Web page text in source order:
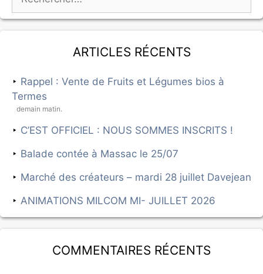
Articles récents
Rappel : Vente de Fruits et Légumes bios à
Termes
demain matin.
C’EST OFFICIEL : NOUS SOMMES INSCRITS !
Balade contée à Massac le 25/07
Marché des créateurs – mardi 28 juillet Davejean
ANIMATIONS MILCOM MI- JUILLET 2026
Commentaires récents